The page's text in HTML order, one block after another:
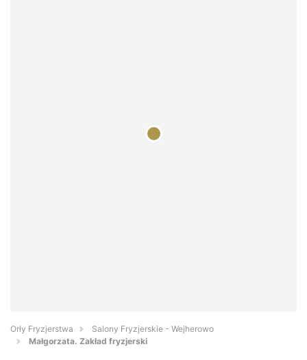
Orły Fryzjerstwa
Salony Fryzjerskie - Wejherowo
Małgorzata. Zakład fryzjerski